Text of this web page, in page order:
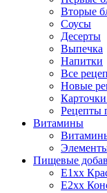
Вторые
Соусы
Десерты
Выпечка
Напитки
Все
Новые
Рецепты
Витамины
Пищевые
E1xx
E2xx